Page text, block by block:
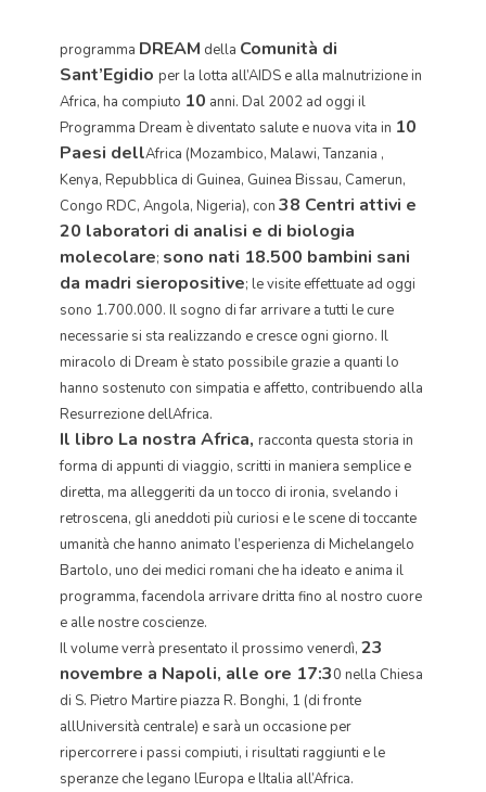
programma DREAM della Comunità di
Sant’Egidio per la lotta all’AIDS e alla malnutrizione in
Africa, ha compiuto 10 anni. Dal 2002 ad oggi il
Programma Dream è diventato salute e nuova vita in 10
Paesi dellAfrica (Mozambico, Malawi, Tanzania ,
Kenya, Repubblica di Guinea, Guinea Bissau, Camerun,
Congo RDC, Angola, Nigeria), con 38 Centri attivi e
20 laboratori di analisi e di biologia
molecolare; sono nati 18.500 bambini sani
da madri sieropositive; le visite effettuate ad oggi
sono 1.700.000. Il sogno di far arrivare a tutti le cure
necessarie si sta realizzando e cresce ogni giorno. Il
miracolo di Dream è stato possibile grazie a quanti lo
hanno sostenuto con simpatia e affetto, contribuendo alla
Resurrezione dellAfrica.
Il libro La nostra Africa, racconta questa storia in
forma di appunti di viaggio, scritti in maniera semplice e
diretta, ma alleggeriti da un tocco di ironia, svelando i
retroscena, gli aneddoti più curiosi e le scene di toccante
umanità che hanno animato l’esperienza di Michelangelo
Bartolo, uno dei medici romani che ha ideato e anima il
programma, facendola arrivare dritta fino al nostro cuore
e alle nostre coscienze.
Il volume verrà presentato il prossimo venerdì, 23
novembre a Napoli, alle ore 17:30 nella Chiesa
di S. Pietro Martire piazza R. Bonghi, 1 (di fronte
allUniversità centrale) e sarà un occasione per
ripercorrere i passi compiuti, i risultati raggiunti e le
speranze che legano lEuropa e lItalia all’Africa.